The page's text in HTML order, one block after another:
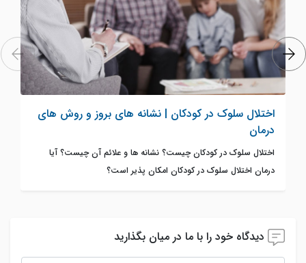
اختلال سلوک در کودکان | نشانه های بروز و روش های
درمان
اختلال سلوک در کودکان چیست؟ نشانه ها و علائم آن چیست؟ آیا
درمان اختلال سلوک در کودکان امکان پذیر است؟
دیدگاه خود را با ما در میان بگذارید